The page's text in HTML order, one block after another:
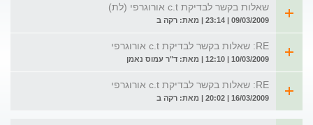
שאלות בקשר לבדיקת c.t אורוגרפי (לת)
09/03/2009 | 23:14 | מאת: רקה ב
RE: שאלות בקשר לבדיקת c.t אורוגרפי
10/03/2009 | 12:10 | מאת: ד"ר עמוס נאמן
RE: שאלות בקשר לבדיקת c.t אורוגרפי
16/03/2009 | 20:02 | מאת: רקה ב